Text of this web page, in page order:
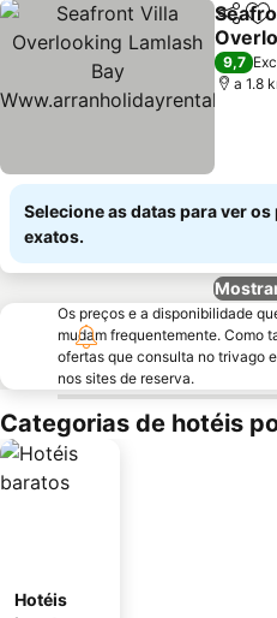
.co.uk
Ver
9,7
a 1.8
Selecione as datas para ver
exatos.
Os preços e a disponibilidade
mudam frequentemente. Como
ofertas que consulta no trivago
nos sites de reserva.
Categorias de hotéis
Hotéis